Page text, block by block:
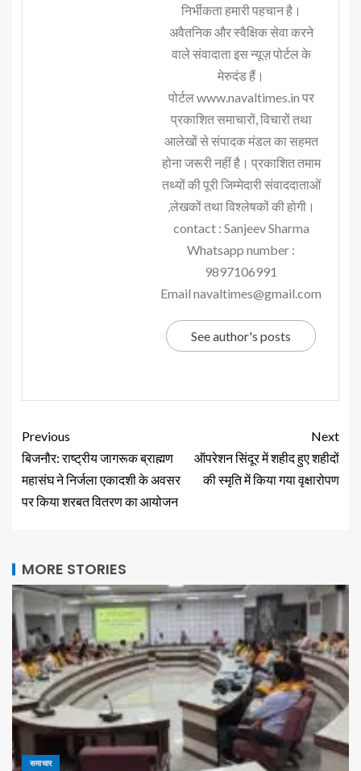
निर्भीकता हमारी पहचान है।
अवैतनिक और स्वैक्षिक सेवा करने
वाले संवादाता इस न्यूज़ पोर्टल के
मेरुदंड हैं।
पोर्टल www.navaltimes.in पर
प्रकाशित समाचारों, विचारों तथा
आलेखों से संपादक मंडल का सहमत
होना जरूरी नहीं है। प्रकाशित तमाम
तथ्यों की पूरी जिम्मेदारी संवाददाताओं
,लेखकों तथा विश्लेषकों की होगी।
contact : Sanjeev Sharma
Whatsapp number :
9897106991
Email navaltimes@gmail.com
See author's posts
Previous
बिजनौर: राष्ट्रीय जागरूक ब्राह्मण
महासंघ ने निर्जला एकादशी के अवसर
पर किया शरबत वितरण का आयोजन
Next
ऑपरेशन सिंदूर में शहीद हुए शहीदों
की स्मृति में किया गया वृक्षारोपण
MORE STORIES
समाचार